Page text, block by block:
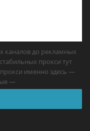
каналов до рекламных
прокси тут
именно здесь —
—